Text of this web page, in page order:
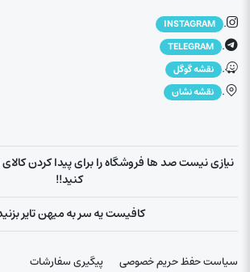
.
INSTAGRAM
.
TELEGRAM
. نقشه گوگل
. نقشه نشان
نیازی نیست صد ها فروشگاه را برای پیدا کردن کالای
کنید!!
کافیست یه سر به میهن تایر
سیاست حفظ حریم خصوصی
پیگیری سفارشات